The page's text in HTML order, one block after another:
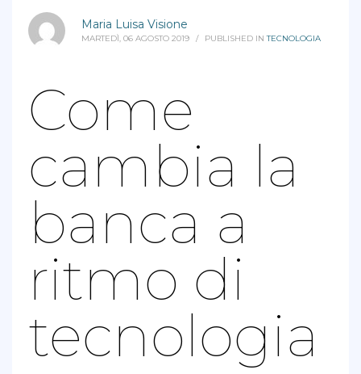
Maria Luisa Visione
MARTEDÌ, 06 AGOSTO 2019 / PUBLISHED INTECNOLOGIA
Come
cambia la
banca a
ritmo di
tecnologia